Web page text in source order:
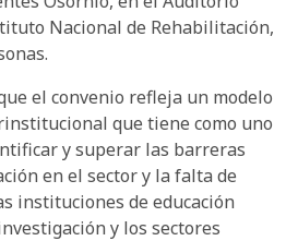
Nacional de Rehabilitación,
el convenio refleja un modelo
que tiene como uno
y superar las barreras
en el sector y la falta de
instituciones de educación
y los sectores